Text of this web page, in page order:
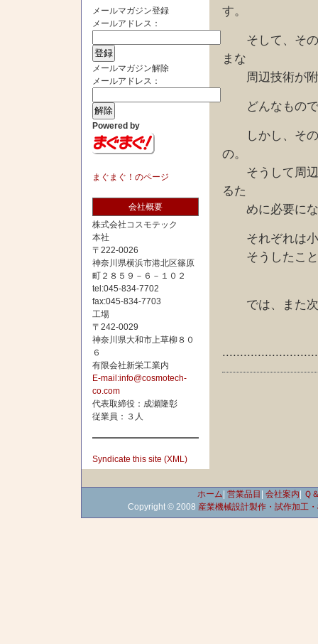
メールマガジン登録
メールアドレス：
メールマガジン解除
メールアドレス：
Powered by
まぐまぐ！のページ
会社概要
株式会社コスモテック
本社
〒222-0026
神奈川県横浜市港北区篠原
町２８５９－６－１０２
tel:045-834-7702
fax:045-834-7703
工場
〒242-0029
神奈川県大和市上草柳８０
６
有限会社新栄工業内
E-mail:info@cosmotech-
co.com
代表取締役：成瀬隆彰
従業員：３人
Syndicate this site (XML)
す。
そして、その
まな
周辺技術が附
どんなもので
しかし、その
の。
そうして周辺
るた
めに必要にな
それぞれは小
そうしたこと
では、また次
ホーム 営業品目 会社案内
Ｑ
Copyright © 2008 産業機械設計製作・試作加工